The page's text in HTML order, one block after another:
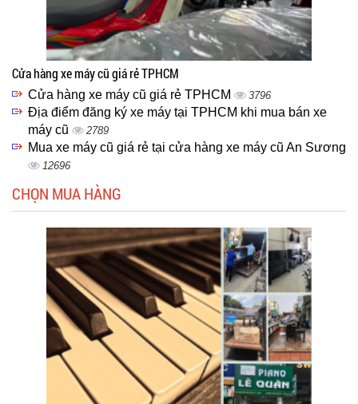
Cửa hàng xe máy cũ giá rẻ TPHCM
Cửa hàng xe máy cũ giá rẻ TPHCM 3796
Địa điểm đăng ký xe máy tại TPHCM khi mua bán xe
máy cũ
2789
Mua xe máy cũ giá rẻ tại cửa hàng xe máy cũ An Sương
12696
CHỌN MUA HÀNG